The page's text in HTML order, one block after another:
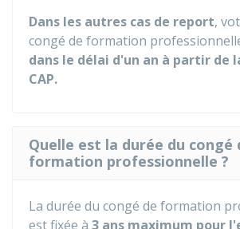
Dans les autres cas de report,
congé de formation
dans le délai d'un an à partir de
CAP.
Quelle est la durée du congé
formation professionnelle ?
La durée du congé de formation
est fixée à 3 ans maximum pour